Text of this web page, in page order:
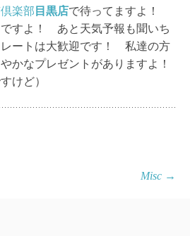
楽部 目黒店で待ってますよ！
すよ！ あと天気予報も聞いち
ートは大歓迎です！ 私達の方
かなプレゼントがありますよ！
けど）
Misc →